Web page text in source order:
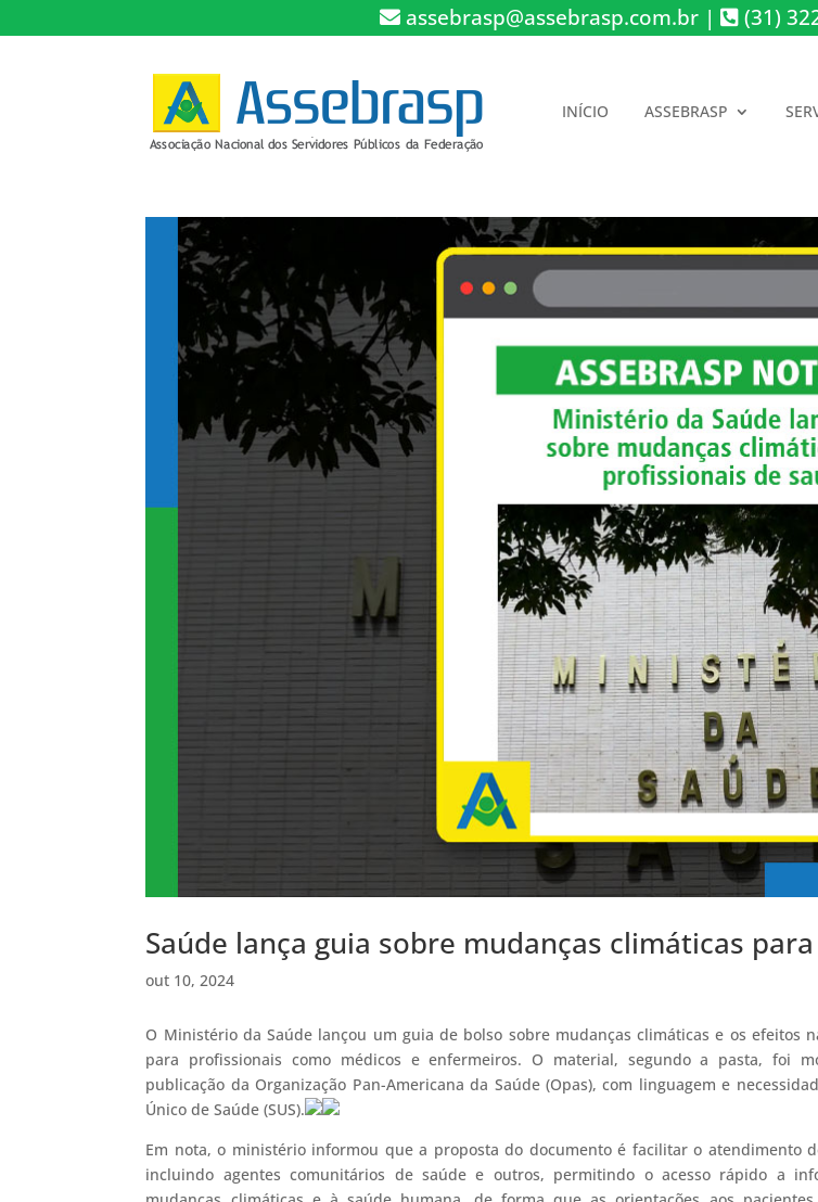
assebrasp@assebrasp.com.br | (31)
INÍCIO ASSEBRASP
Saúde lança guia sobre mudanças climáticas
out 10, 2024
O Ministério da Saúde lançou um guia de bolso sobre mudanças climáticas e os efeitos
para profissionais como médicos e enfermeiros. O material, segundo a pasta, foi
publicação da Organização Pan-Americana da Saúde (Opas), com linguagem e
Único de Saúde (SUS).
Em nota, o ministério informou que a proposta do documento é facilitar o atendimento
incluindo agentes comunitários de saúde e outros, permitindo o acesso rápido a